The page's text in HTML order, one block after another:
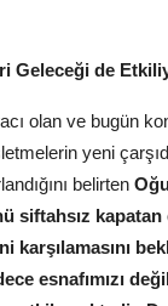
Geleceği de
olan ve bugün
yeni
belirten
siftahsız kapatan
karşılamasını
esnafımızı